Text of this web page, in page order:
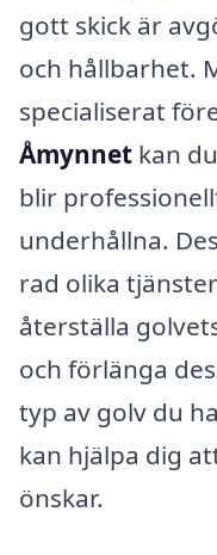
gott skick är
och hållbarhet.
specialiserat
Åmynnet kan
blir
underhållna.
rad olika
återställa
och förlänga
typ av golv du
kan hjälpa dig
önskar.